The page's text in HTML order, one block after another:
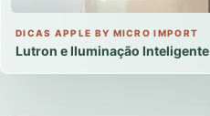
DICAS APPLE BY MICRO IMPORT
Lutron e Iluminação Inteligente